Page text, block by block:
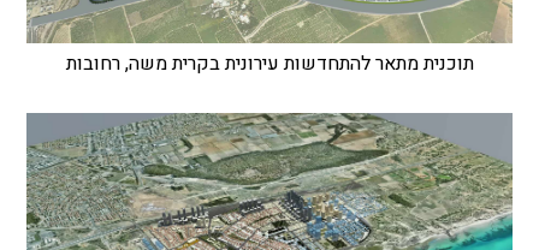
תוכנית מתאר להתחדשות עירונית בקרית משה, רחובות